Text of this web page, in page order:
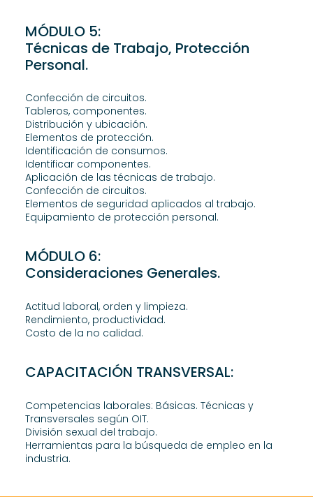
MÓDULO 5:
Técnicas de Trabajo, Protección
Personal.
Confección de circuitos.
Tableros, componentes.
Distribución y ubicación.
Elementos de protección.
Identificación de consumos.
Identificar componentes.
Aplicación de las técnicas de trabajo.
Confección de circuitos.
Elementos de seguridad aplicados al trabajo.
Equipamiento de protección personal.
MÓDULO 6:
Consideraciones Generales.
Actitud laboral, orden y limpieza.
Rendimiento, productividad.
Costo de la no calidad.
CAPACITACIÓN TRANSVERSAL:
Competencias laborales: Básicas. Técnicas y
Transversales según OIT.
División sexual del trabajo.
Herramientas para la búsqueda de empleo en la
industria.